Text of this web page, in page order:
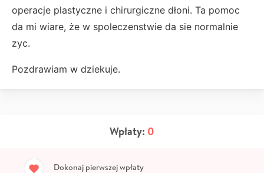
operacje plastyczne i chirurgiczne dłoni. Ta pomoc
da mi wiare, że w spoleczenstwie da sie normalnie
zyc.
Pozdrawiam w dziekuje.
Wpłaty: 0
Dokonaj pierwszej wpłaty